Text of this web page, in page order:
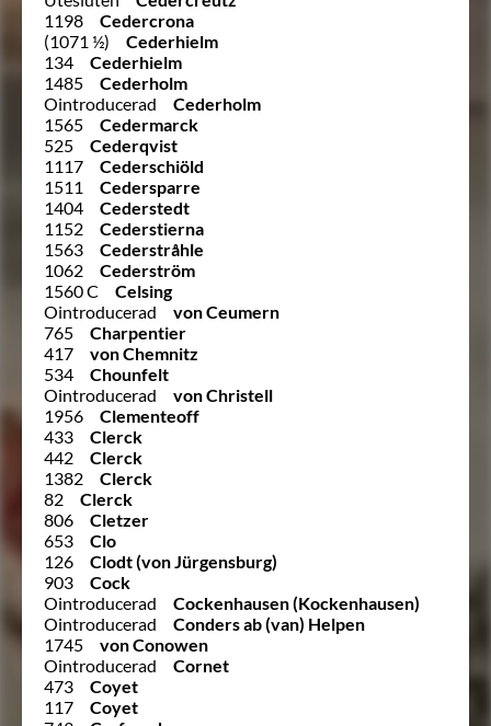
1198
Cedercrona
(1071 ½)
Cederhielm
134
Cederhielm
1485
Cederholm
Ointroducerad
Cederholm
1565
Cedermarck
525
Cederqvist
1117
Cederschiöld
1511
Cedersparre
1404
Cederstedt
1152
Cederstierna
1563
Cederstråhle
1062
Cederström
1560 C
Celsing
Ointroducerad
von Ceumern
765
Charpentier
417
von Chemnitz
534
Chounfelt
Ointroducerad
von Christell
1956
Clementeoff
433
Clerck
442
Clerck
1382
Clerck
82
Clerck
806
Cletzer
653
Clo
126
Clodt (von Jürgensburg)
903
Cock
Ointroducerad
Cockenhausen (Kockenhausen)
Ointroducerad
Conders ab (van) Helpen
1745
von Conowen
Ointroducerad
Cornet
473
Coyet
117
Coyet